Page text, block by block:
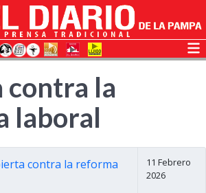
contra la
laboral
contra la reforma
11 Febrero
2026